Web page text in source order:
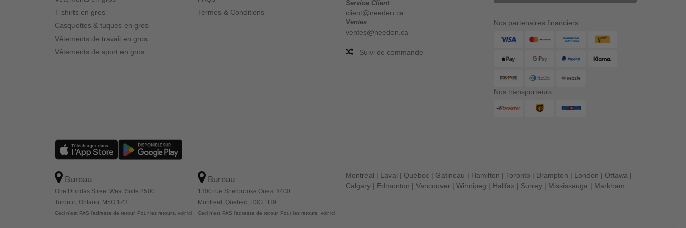
T-shirts en gros
Casquettes & tuques en gros
Vêtements de travail en gros
Vêtements de sport en gros
Termes & Conditions
Service Client
client@needen.ca
Ventes
ventes@needen.ca
Suivi de commande
Nos partenaires financiers
Nos transporteurs
Bureau
One Dundas Street West Suite 2500
Toronto, Ontario, M5G 1Z3
Ceci n'est PAS l'adresse de retour. Pour les retours, voir ici
Bureau
1300 rue Sherbrooke Ouest #400
Montreal, Quebec, H3G 1H9
Ceci n'est PAS l'adresse de retour. Pour les retours, voir ici
Montréal | Laval | Québec | Gatineau | Hamilton | Toronto | Brampton | London | Ottawa |
Calgary | Edmonton | Vancouver | Winnipeg | Halifax | Surrey | Mississauga | Markham